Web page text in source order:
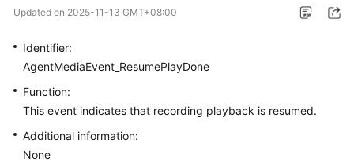
Getting
User
Price
Details
Updated on 2025-11-13 GMT+08:00
Identifier:
AgentMediaEvent_ResumePlayDone
Function:
This event indicates that recording playback is resumed.
Additional information:
None